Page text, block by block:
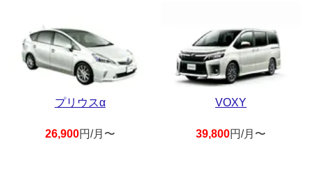
プリウスα
26,900円/月〜
VOXY
39,800円/月〜